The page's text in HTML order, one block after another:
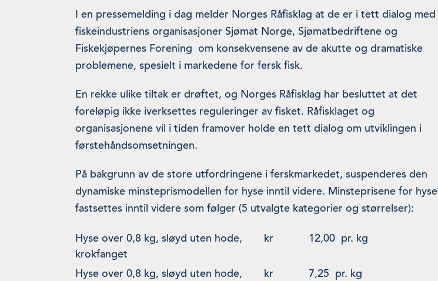
I en pressemelding i dag melder Norges Råfisklag at de er i tett dialog med
fiskeindustriens organisasjoner Sjømat Norge, Sjømatbedriftene og
Fiskekjøpernes Forening om konsekvensene av de akutte og dramatiske
problemene, spesielt i markedene for fersk fisk.
En rekke ulike tiltak er drøftet, og Norges Råfisklag har besluttet at det
foreløpig ikke iverksettes reguleringer av fisket. Råfisklaget og
organisasjonene vil i tiden framover holde en tett dialog om utviklingen i
førstehåndsomsetningen.
På bakgrunn av de store utfordringene i ferskmarkedet, suspenderes den
dynamiske minsteprismodellen for hyse inntil videre. Minsteprisene for hyse
fastsettes inntil videre som følger (5 utvalgte kategorier og størrelser):
Hyse over 0,8 kg, sløyd uten hode,
krokfanget
kr 12,00 pr. kg
Hyse over 0,8 kg, sløyd uten hode,
kr 7,25 pr. kg